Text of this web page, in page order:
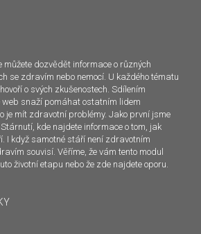
dozvědět informace o různých
se zdravím nebo nemocí. U každého tématu
o svých zkušenostech. Sdílením
web snaží pomáhat ostatním lidem
je mít zdravotní problémy. Jako první jsme
kde najdete informace o tom, jak
I když samotné stáří není zdravotním
souvisí. Věříme, že vám tento modul
životní etapu nebo že zde najdete oporu.